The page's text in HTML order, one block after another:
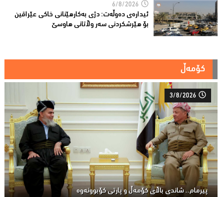
6/8/2026
ئیدارەى دەوڵەت: دژى بەکارهێنانى خاکی عێراقین
بۆ هێرشکردنى سەر وڵاتانی هاوسێ
کۆمەڵ
3/8/2026
پیرمام.. شاندی باڵای كۆمه‌ڵ و پارتی كۆبوونه‌وه‌